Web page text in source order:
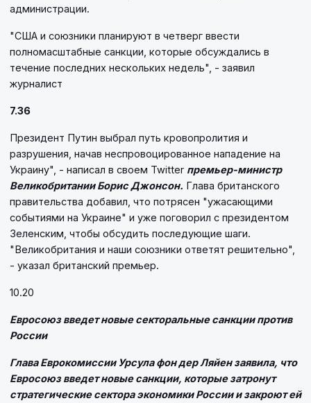
администрации.
"США и союзники планируют в четверг ввести
полномасштабные санкции, которые обсуждались в
течение последних нескольких недель", - заявил
журналист
7.36
Президент Путин выбрал путь кровопролития и
разрушения, начав неспровоцированное нападение на
Украину", - написал в своем Twitter премьер-министр
Великобритании Борис Джонсон. Глава британского
правительства добавил, что потрясен "ужасающими
событиями на Украине" и уже поговорил с президентом
Зеленским, чтобы обсудить последующие шаги.
"Великобритания и наши союзники ответят решительно",
- указал британский премьер.
10.20
Евросоюз введет новые секторальные санкции против
России
Глава Еврокомиссии Урсула фон дер Ляйен заявила, что
Евросоюз введет новые санкции, которые затронут
стратегические сектора экономики России и закроют ей